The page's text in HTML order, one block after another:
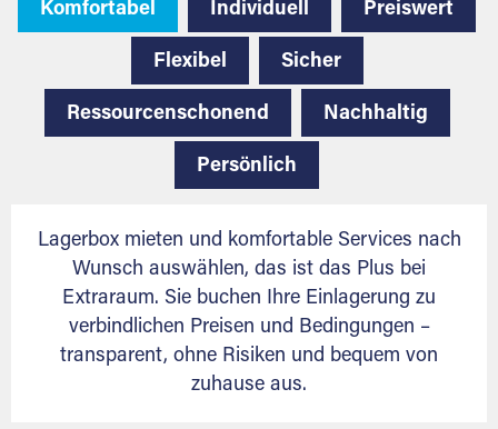
Komfortabel Individuell Preiswert
Flexibel Sicher
Ressourcenschonend Nachhaltig
Persönlich
Lagerbox mieten und komfortable Services nach
Wunsch auswählen, das ist das Plus bei
Extraraum. Sie buchen Ihre Einlagerung zu
verbindlichen Preisen und Bedingungen –
transparent, ohne Risiken und bequem von
zuhause aus.